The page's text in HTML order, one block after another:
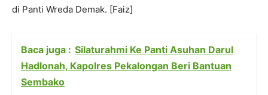
di Panti Wreda Demak. [Faiz]
Baca juga : Silaturahmi Ke Panti Asuhan Darul
Hadlonah, Kapolres Pekalongan Beri Bantuan
Sembako